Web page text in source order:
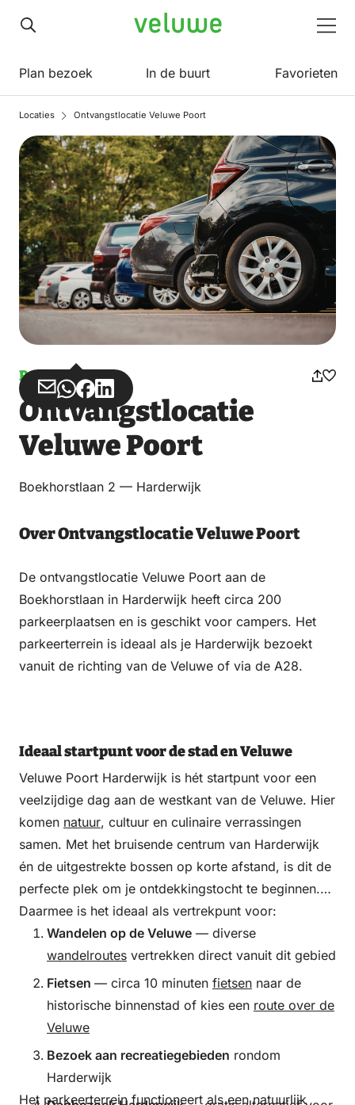
Veluwe
Plan bezoek In de buurt Favorieten
Locaties Ontvangstlocatie Veluwe Poort
Parkeren
Deel
via
Email
Deel
via
WhatsApp
Deel
op
Facebook
Deel
op
LinkedIn
Ontvangstlocatie
Veluwe Poort
Boekhorstlaan 2 — Harderwijk
Over Ontvangstlocatie Veluwe Poort
De ontvangstlocatie Veluwe Poort aan de
Boekhorstlaan in Harderwijk heeft circa 200
parkeerplaatsen en is geschikt voor campers. Het
parkeerterrein is ideaal als je Harderwijk bezoekt
vanuit de richting van de Veluwe of via de A28.
Ideaal startpunt voor de stad en Veluwe
Veluwe Poort Harderwijk is hét startpunt voor een
veelzijdige dag aan de westkant van de Veluwe. Hier
komen natuur, cultuur en culinaire verrassingen
samen. Met het bruisende centrum van Harderwijk
én de uitgestrekte bossen op korte afstand, is dit de
perfecte plek om je ontdekkingstocht te beginnen.
Daarmee is het ideaal als vertrekpunt voor:
Wandelen op de Veluwe — diverse
wandelroutes vertrekken direct vanuit dit gebied
Fietsen — circa 10 minuten fietsen naar de
historische binnenstad of kies een route over de
Veluwe
Bezoek aan recreatiegebieden rondom
Harderwijk
Het parkeerterrein functioneert als een natuurlijk